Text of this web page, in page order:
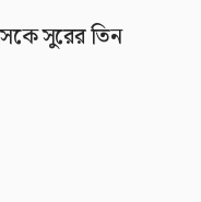
সুরের তিন